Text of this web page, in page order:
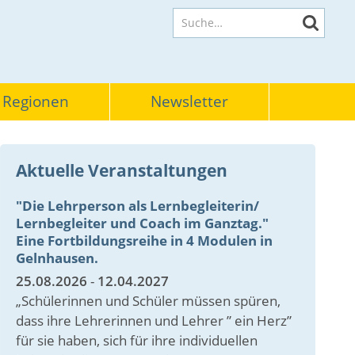
Suche
Newsletter
Aktuelle Veranstaltungen
"Die Lehrperson als Lernbegleiterin/
Lernbegleiter und Coach im Ganztag."
Eine Fortbildungsreihe in 4 Modulen in
Gelnhausen.
25.08.2026 - 12.04.2027
„Schülerinnen und Schüler müssen spüren,
dass ihre Lehrerinnen und Lehrer ” ein Herz”
für sie haben, sich für ihre individuellen